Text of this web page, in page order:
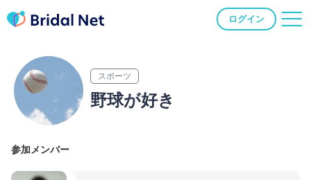
ログイン
スポーツ
野球が好き
参加メンバー